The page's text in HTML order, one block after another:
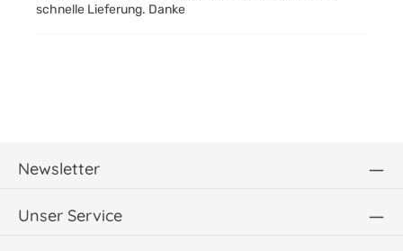
schnelle Lieferung. Danke
Newsletter
Unser Service